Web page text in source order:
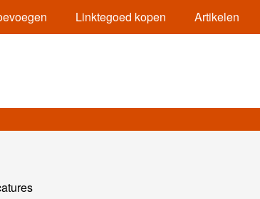
Linktegoed kopen Artikelen